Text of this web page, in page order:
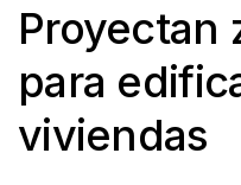
Proyectan
para
viviendas